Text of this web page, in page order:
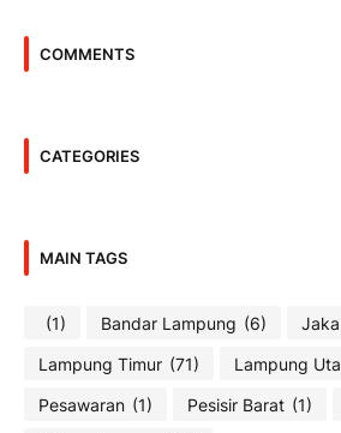
COMMENTS
CATEGORIES
MAIN TAGS
(1) Bandar Lampung (6)
Lampung Timur (71) Lampung
Pesawaran (1) Pesisir Barat (1)